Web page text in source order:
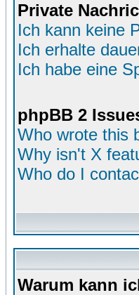
Private
Ich kann keine
Ich erhalte
Ich habe eine
phpBB 2
Who wrote this
Why isn't X
Who do I
Warum kann